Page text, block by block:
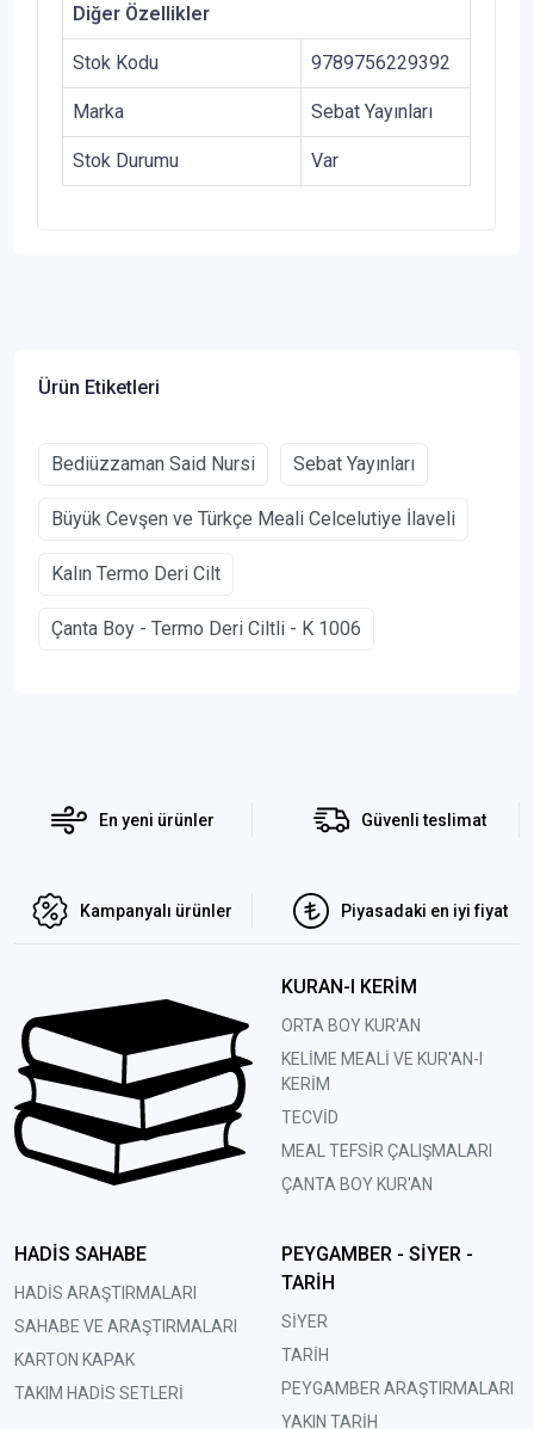
Diğer Özellikler
Stok Kodu 9789756229392
Marka Sebat Yayınları
Stok Durumu Var
Ürün Etiketleri
Bediüzzaman Said Nursi Sebat Yayınları
Büyük Cevşen ve Türkçe Meali Celcelutiye İlaveli
Kalın Termo Deri Cilt
Çanta Boy - Termo Deri Ciltli - K 1006
En yeni ürünler Güvenli teslimat
Kampanyalı ürünler Piyasadaki en iyi fiyat
KURAN-I KERİM
ORTA BOY KUR'AN
KELİME MEALİ VE KUR'AN-I
KERİM
TECVİD
MEAL TEFSİR ÇALIŞMALARI
ÇANTA BOY KUR'AN
HADİS SAHABE
HADİS ARAŞTIRMALARI
SAHABE VE ARAŞTIRMALARI
KARTON KAPAK
TAKIM HADİS SETLERİ
PEYGAMBER - SİYER -
TARİH
SİYER
TARİH
PEYGAMBER ARAŞTIRMALARI
YAKIN TARİH